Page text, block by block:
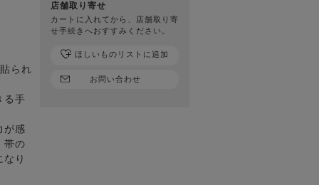
られ
る手
が感
帯の
り
店舗取り寄せ
カートに入れてから、店舗取り寄
せ手続きへおすすみください。
お問い合わせ
ほしいものリストに追加